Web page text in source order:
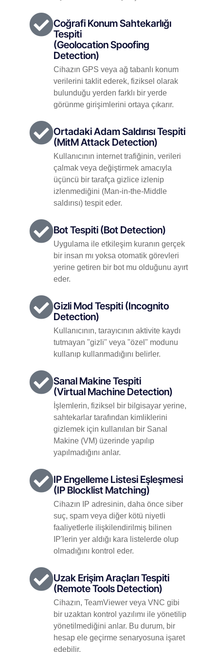
Coğrafi Konum Sahtekarlığı
Tespiti
(Geolocation Spoofing
Detection)
Cihazın GPS veya ağ tabanlı konum
verilerini taklit ederek, fiziksel olarak
bulunduğu yerden farklı bir yerde
görünme girişimlerini ortaya çıkarır.
Ortadaki Adam Saldırısı Tespiti
(MitM Attack Detection)
Kullanıcının internet trafiğinin, verileri
çalmak veya değiştirmek amacıyla
üçüncü bir tarafça gizlice izlenip
izlenmediğini (Man-in-the-Middle
saldırısı) tespit eder.
Bot Tespiti (Bot Detection)
Uygulama ile etkileşim kuranın gerçek
bir insan mı yoksa otomatik görevleri
yerine getiren bir bot mu olduğunu ayırt
eder.
Gizli Mod Tespiti (Incognito
Detection)
Kullanıcının, tarayıcının aktivite kaydı
tutmayan "gizli" veya "özel" modunu
kullanıp kullanmadığını belirler.
Sanal Makine Tespiti
(Virtual Machine Detection)
İşlemlerin, fiziksel bir bilgisayar yerine,
sahtekarlar tarafından kimliklerini
gizlemek için kullanılan bir Sanal
Makine (VM) üzerinde yapılıp
yapılmadığını anlar.
IP Engelleme Listesi Eşleşmesi
(IP Blocklist Matching)
Cihazın IP adresinin, daha önce siber
suç, spam veya diğer kötü niyetli
faaliyetlerle ilişkilendirilmiş bilinen
IP'lerin yer aldığı kara listelerde olup
olmadığını kontrol eder.
Uzak Erişim Araçları Tespiti
(Remote Tools Detection)
Cihazın, TeamViewer veya VNC gibi
bir uzaktan kontrol yazılımı ile yönetilip
yönetilmediğini anlar. Bu durum, bir
hesap ele geçirme senaryosuna işaret
edebilir.